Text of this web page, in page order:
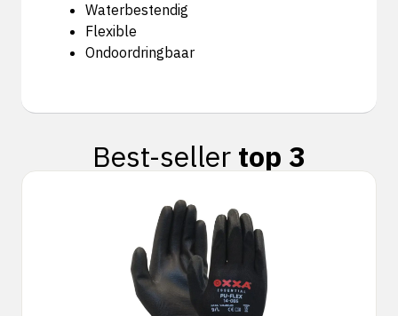
Waterbestendig
Flexible
Ondoordringbaar
Best-seller top 3